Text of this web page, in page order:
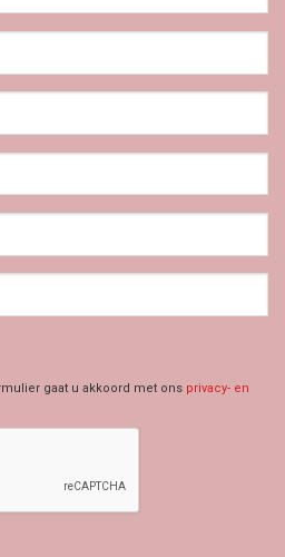
gaat u akkoord met ons privacy- en